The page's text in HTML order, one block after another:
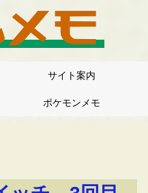
サイト案内
ポケモンメモ